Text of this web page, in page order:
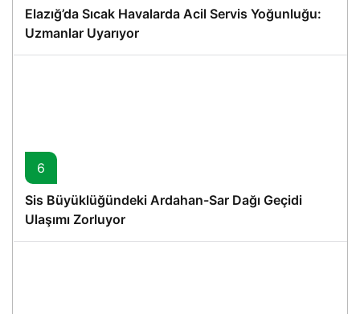
Elazığ’da Sıcak Havalarda Acil Servis Yoğunluğu:
Uzmanlar Uyarıyor
6
Sis Büyüklüğündeki Ardahan-Sar Dağı Geçidi
Ulaşımı Zorluyor